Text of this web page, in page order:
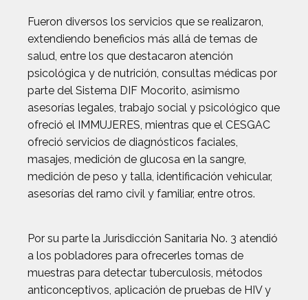
Fueron diversos los servicios que se realizaron,
extendiendo beneficios más allá de temas de
salud, entre los que destacaron atención
psicológica y de nutrición, consultas médicas por
parte del Sistema DIF Mocorito, asimismo
asesorías legales, trabajo social y psicológico que
ofreció el IMMUJERES, mientras que el CESGAC
ofreció servicios de diagnósticos faciales,
masajes, medición de glucosa en la sangre,
medición de peso y talla, identificación vehicular,
asesorías del ramo civil y familiar, entre otros.
Por su parte la Jurisdicción Sanitaria No. 3 atendió
a los pobladores para ofrecerles tomas de
muestras para detectar tuberculosis, métodos
anticonceptivos, aplicación de pruebas de HIV y